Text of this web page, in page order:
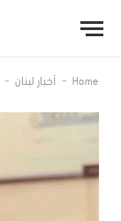
Home
- أخبار لبنان -